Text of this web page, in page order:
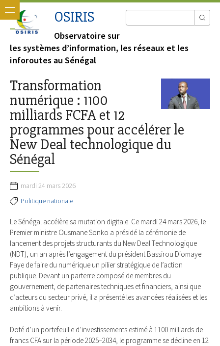
OSIRIS
Observatoire sur
les systèmes d’information, les réseaux et les
inforoutes au Sénégal
Transformation
numérique : 1100
milliards FCFA et 12
programmes pour accélérer le
New Deal technologique du
Sénégal
mardi 24 mars 2026
Politique nationale
Le Sénégal accélère sa mutation digitale. Ce mardi 24 mars 2026, le
Premier ministre Ousmane Sonko a présidé la cérémonie de
lancement des projets structurants du New Deal Technologique
(NDT), un an après l’engagement du président Bassirou Diomaye
Faye de faire du numérique un pilier stratégique de l’action
publique. Devant un parterre composé de membres du
gouvernement, de partenaires techniques et financiers, ainsi que
d’acteurs du secteur privé, il a présenté les avancées réalisées et les
ambitions à venir.
Doté d’un portefeuille d’investissements estimé à 1100 milliards de
francs CFA sur la période 2025–2034, le programme se décline en 12